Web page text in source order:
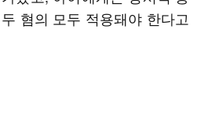
혐의 모두 적용돼야 한다고